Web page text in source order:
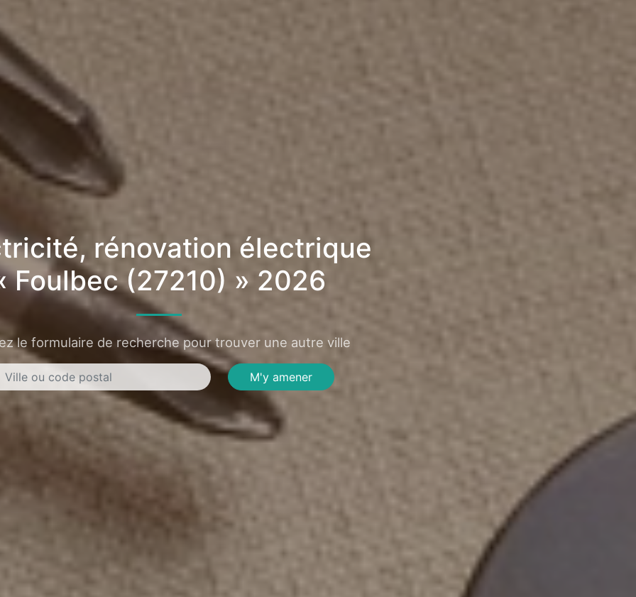
rénovation électrique
Foulbec (27210) » 2026
le formulaire de recherche pour trouver une autre ville
M'y amener